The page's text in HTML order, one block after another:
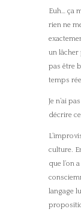
Euh… ça
rien ne
un lâcher
pas être
temps
Je n’ai
décrire
culture.
que l’on
langage